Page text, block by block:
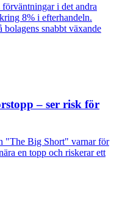
i det andra
8% i efterhandeln.
bolagens snabbt växande
– ser risk för
"The Big Short" varnar för
en topp och riskerar ett